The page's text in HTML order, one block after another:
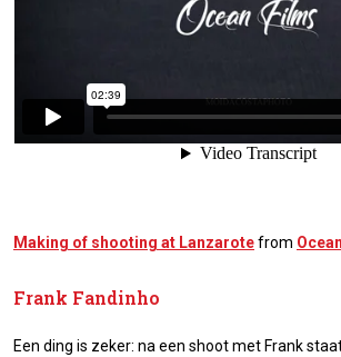
Making of shooting at Lanzarotefrom
Frank Fandinho
Een ding is zeker: na een shoot met Frank